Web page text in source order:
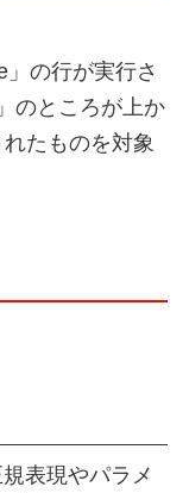
の行が実行さ
のところが上か
たものを対象
表現やパラメ